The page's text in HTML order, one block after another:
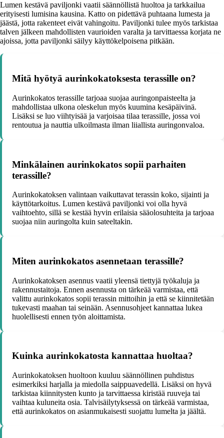
Lumen kestävä paviljonki vaatii säännöllistä huoltoa ja tarkkailua
erityisesti lumisina kausina. Katto on pidettävä puhtaana lumesta ja
jäästä, jotta rakenteet eivät vahingoitu. Paviljonki tulee myös tarkistaa
talven jälkeen mahdollisten vaurioiden varalta ja tarvittaessa korjata ne
ajoissa, jotta paviljonki säilyy käyttökelpoisena pitkään.
Mitä hyötyä aurinkokatoksesta terassille on?
Aurinkokatos terassille tarjoaa suojaa auringonpaisteelta ja
mahdollistaa ulkona oleskelun myös kuumina kesäpäivinä.
Lisäksi se luo viihtyisää ja varjoisaa tilaa terassille, jossa voi
rentoutua ja nauttia ulkoilmasta ilman liiallista auringonvaloa.
Minkälainen aurinkokatos sopii parhaiten
terassille?
Aurinkokatoksen valintaan vaikuttavat terassin koko, sijainti ja
käyttötarkoitus. Lumen kestävä paviljonki voi olla hyvä
vaihtoehto, sillä se kestää hyvin erilaisia sääolosuhteita ja tarjoaa
suojaa niin auringolta kuin sateeltakin.
Miten aurinkokatos asennetaan terassille?
Aurinkokatoksen asennus vaatii yleensä tiettyjä työkaluja ja
rakennustaitoja. Ennen asennusta on tärkeää varmistaa, että
valittu aurinkokatos sopii terassin mittoihin ja että se kiinnitetään
tukevasti maahan tai seinään. Asennusohjeet kannattaa lukea
huolellisesti ennen työn aloittamista.
Kuinka aurinkokatosta kannattaa huoltaa?
Aurinkokatoksen huoltoon kuuluu säännöllinen puhdistus
esimerkiksi harjalla ja miedolla saippuavedellä. Lisäksi on hyvä
tarkistaa kiinnitysten kunto ja tarvittaessa kiristää ruuveja tai
vaihtaa kuluneita osia. Talvisäilytyksessä on tärkeää varmistaa,
että aurinkokatos on asianmukaisesti suojattu lumelta ja jäältä.